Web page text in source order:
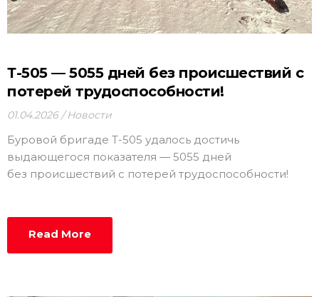
Т-505 — 5055 дней без происшествий с
потерей трудоспособности!
01.04.2026 Новости
Буровой бригаде Т-505 удалось достичь
выдающегося показателя — 5055 дней
без происшествий с потерей трудоспособности!
Read More